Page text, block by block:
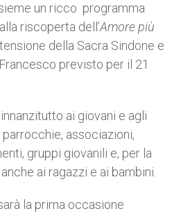
un ricco programma
riscoperta dell’Amore più
della Sacra Sindone e
previsto per il 21
ai giovani e agli
associazioni,
gruppi giovanili e, per la
ai ragazzi e ai bambini.
la prima occasione